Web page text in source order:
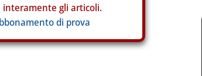
interamente gli articoli.
di prova